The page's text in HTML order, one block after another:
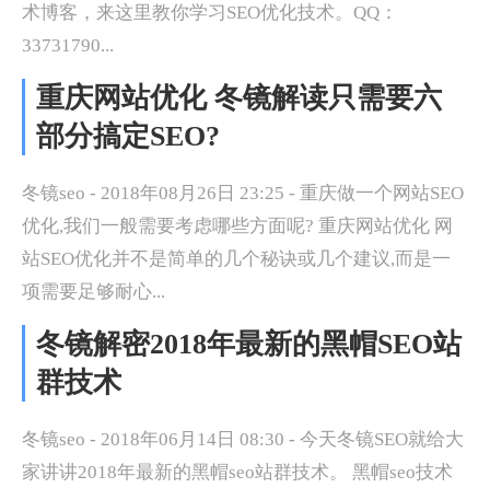
术博客，来这里教你学习SEO优化技术。QQ：
33731790...
重庆网站优化 冬镜解读只需要六
部分搞定SEO?
冬镜seo - 2018年08月26日 23:25 - 重庆做一个网站SEO
优化,我们一般需要考虑哪些方面呢? 重庆网站优化 网
站SEO优化并不是简单的几个秘诀或几个建议,而是一
项需要足够耐心...
冬镜解密2018年最新的黑帽SEO站
群技术
冬镜seo - 2018年06月14日 08:30 - 今天冬镜SEO就给大
家讲讲2018年最新的黑帽seo站群技术。 黑帽seo技术